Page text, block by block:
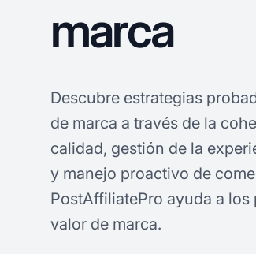
marca
Descubre estrategias
de marca a través de la
calidad, gestión de la
y manejo proactivo de
PostAffiliatePro ayuda a los
valor de marca.